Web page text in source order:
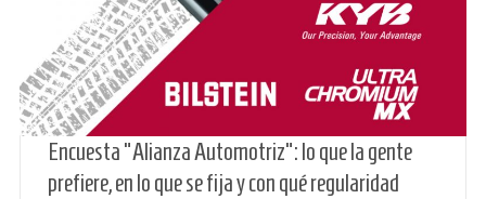
Encuesta "Alianza Automotriz": lo que la gente
prefiere, en lo que se fija y con qué regularidad